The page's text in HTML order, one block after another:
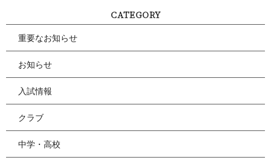
CATEGORY
重要なお知らせ
お知らせ
入試情報
クラブ
中学・高校